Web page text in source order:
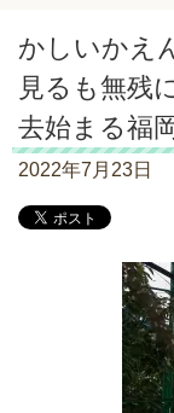
かしいかえ
見るも無残
去始まる福
2022年7月23日